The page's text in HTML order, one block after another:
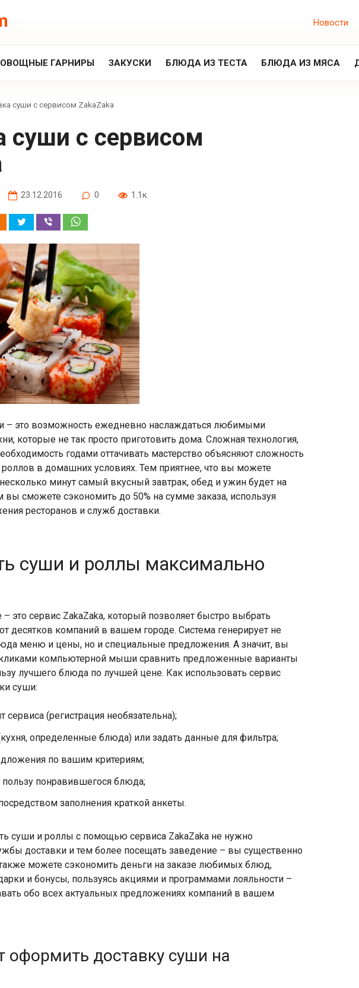
Новости
ОВОЩНЫЕ ГАРНИРЫ ЗАКУСКИ БЛЮДА ИЗ ТЕСТА БЛЮДА ИЗ МЯСА
суши с сервисом ZakaZaka
23.12.2016 0 1.1к.
– это возможность ежедневно наслаждаться любимыми
которые не так просто приготовить дома. Сложная технология,
годами оттачивать мастерство объясняют сложность
в домашних условиях. Тем приятнее, что вы можете
минут самый вкусный завтрак, обед и ужин будет на
сможете сэкономить до 50% на сумме заказа, используя
ресторанов и служб доставки.
суши и роллы максимально
это сервис ZakaZaka, который позволяет быстро выбрать
десятков компаний в вашем городе. Система генерирует не
меню и цены, но и специальные предложения. А значит, вы
компьютерной мыши сравнить предложенные варианты
лучшего блюда по лучшей цене. Как использовать сервис
суши:
сервиса (регистрация необязательна);
определенные блюда) или задать данные для фильтра;
по вашим критериям;
понравившегося блюда;
заполнения краткой анкеты.
суши и роллы с помощью сервиса ZakaZaka не нужно
доставки и тем более посещать заведение – вы существенно
можете сэкономить деньги на заказе любимых блюд,
и бонусы, пользуясь акциями и программами лояльности –
обо всех актуальных предложениях компаний в вашем
оформить доставку суши на